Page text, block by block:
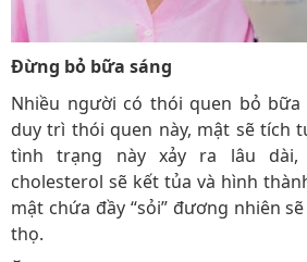
Đừng bỏ bữa sáng
Nhiều người có thói quen bỏ
duy trì thói quen này, mật sẽ tích
tình trạng này xảy ra lâu
cholesterol sẽ kết tủa và hình
mật chứa đầy “sỏi” đương nhiên
thọ.